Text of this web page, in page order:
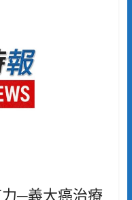
─義大癌治療